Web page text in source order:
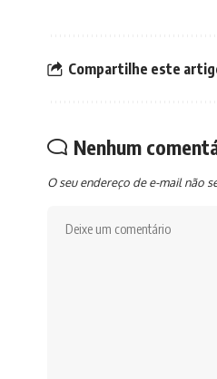
Compartilhe este
Nenhum
O seu endereço de e-mail não